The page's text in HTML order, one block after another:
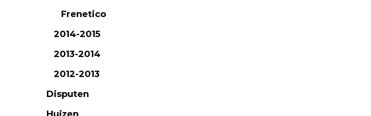
Frenetico
2014-2015
2013-2014
2012-2013
Disputen